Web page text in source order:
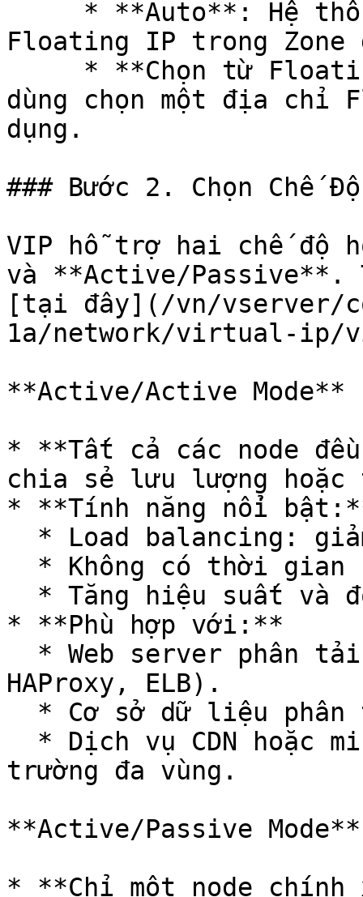
Floating IP trong Zone
dùng chọn một địa chỉ
dụng.
### Bước 2. Chọn Chế
VIP hỗ trợ hai chế độ
và **Active/Passive**.
[tại đây](/vn/vserver/
1a/network/virtual-ip/
**Active/Active Mode**
* **Tất cả các node
chia sẻ lưu lượng
* **Tính năng nổi
* **Phù hợp với:**
HAProxy, ELB).
trường đa vùng.
**Active/Passive Mode**
* **Chỉ một node